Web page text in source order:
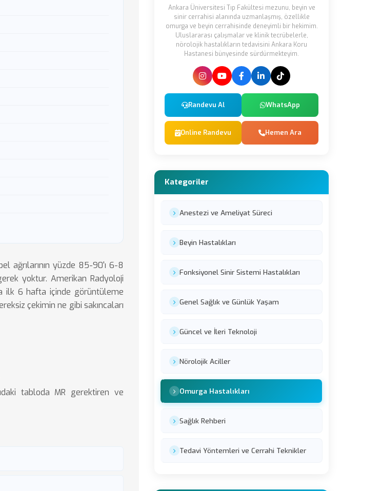
ağrılarının yüzde 85-90'ı 6-8
yoktur. Amerikan Radyoloji
ilk 6 hafta içinde görüntüleme
çekimin ne gibi sakıncaları
tabloda MR gerektiren ve
Ankara Üniversitesi Tıp Fakültesi mezunu, beyin ve
sinir cerrahisi alanında uzmanlaşmış, özellikle
omurga ve beyin cerrahisinde deneyimli bir hekimim.
Uluslararası çalışmalar ve klinik tecrübelerle,
nörolojik hastalıkların tedavisini Ankara Koru
Hastanesi bünyesinde sürdürmekteyim.
Randevu Al WhatsApp
Online Randevu Hemen Ara
Kategoriler
Anestezi ve Ameliyat Süreci
Beyin Hastalıkları
Fonksiyonel Sinir Sistemi Hastalıkları
Genel Sağlık ve Günlük Yaşam
Güncel ve İleri Teknoloji
Nörolojik Aciller
Omurga Hastalıkları
Sağlık Rehberi
Tedavi Yöntemleri ve Cerrahi Teknikler